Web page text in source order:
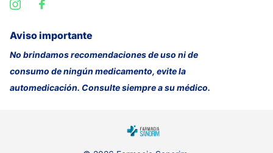
Aviso importante
No brindamos recomendaciones de uso ni de
consumo de ningún medicamento, evite la
automedicación. Consulte siempre a su médico.